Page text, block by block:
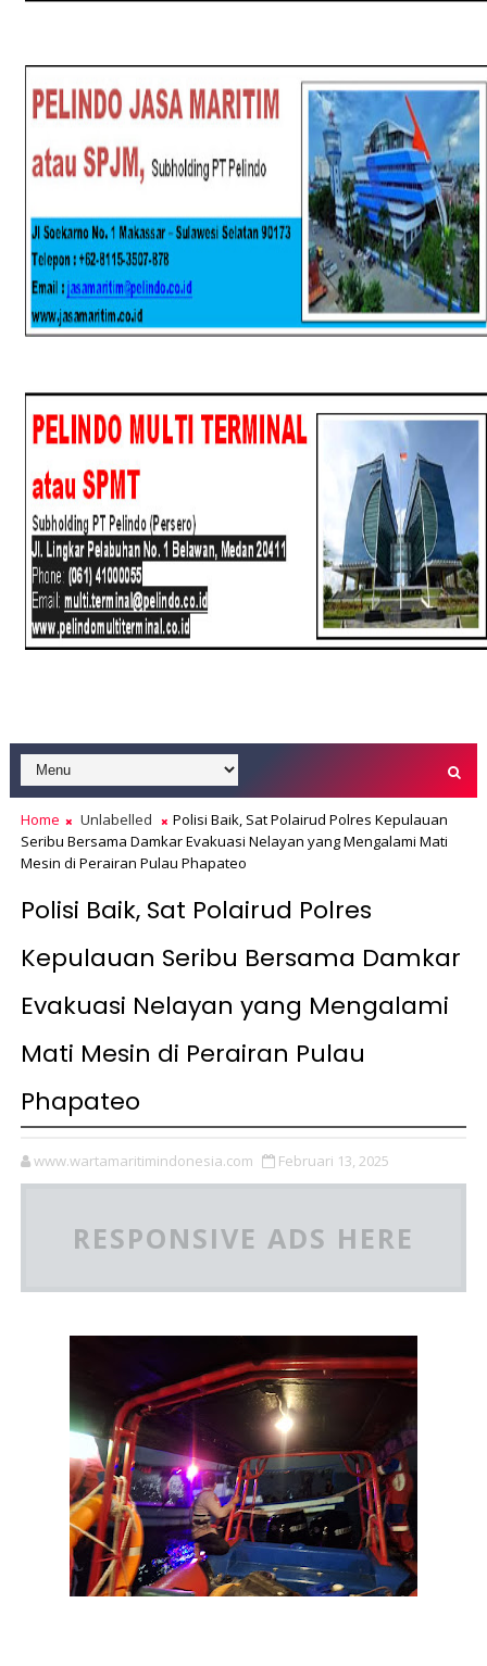
Home Unlabelled
Polisi Baik, Sat Polairud Polres Kepulauan
Seribu Bersama Damkar Evakuasi Nelayan yang Mengalami Mati
Mesin di Perairan Pulau Phapateo
Polisi Baik, Sat Polairud Polres
Kepulauan Seribu Bersama Damkar
Evakuasi Nelayan yang Mengalami
Mati Mesin di Perairan Pulau
Phapateo
www.wartamaritimindonesia.com Februari 13, 2025
RESPONSIVE ADS HERE